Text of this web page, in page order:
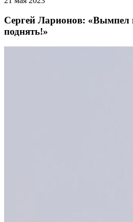
Сергей Ларионов: «Вымпел
поднять!»